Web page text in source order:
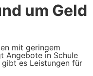
um Geld
mit geringem
Angebote in Schule
es Leistungen für